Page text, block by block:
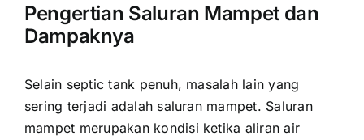
Pengertian Saluran Mampet dan
Dampaknya
Selain septic tank penuh, masalah lain yang
sering terjadi adalah saluran mampet. Saluran
mampet merupakan kondisi ketika aliran air